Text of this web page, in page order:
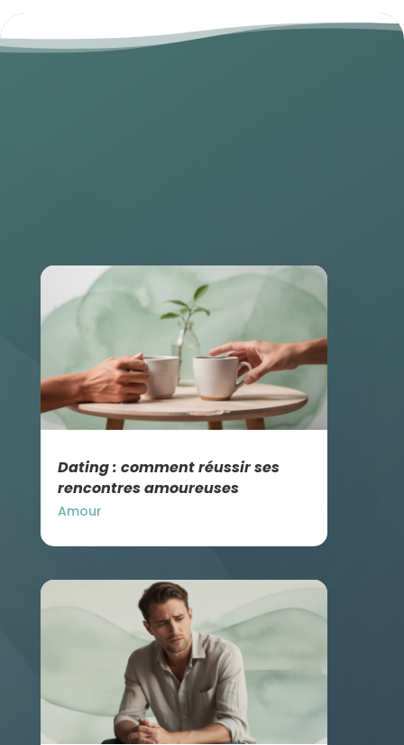
Dating : comment réussir ses
rencontres amoureuses
Amour